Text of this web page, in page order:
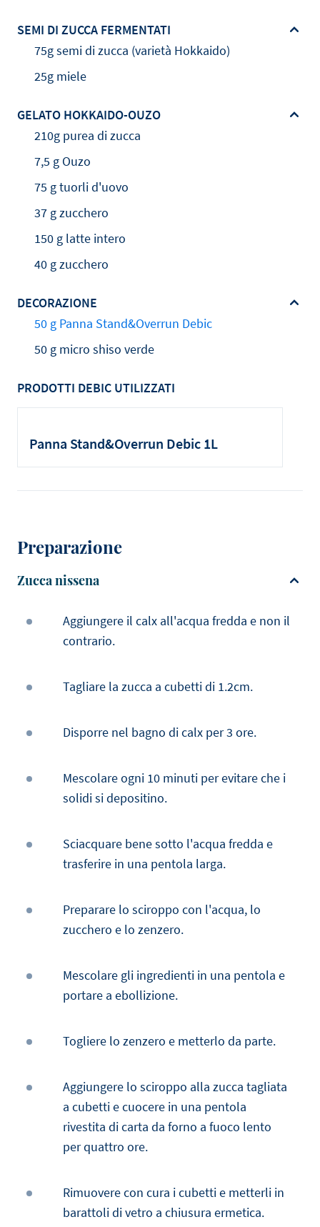
SEMI DI ZUCCA FERMENTATI
75g semi di zucca (varietà Hokkaido)
25g miele
GELATO HOKKAIDO-OUZO
210g purea di zucca
7,5 g Ouzo
75 g tuorli d'uovo
37 g zucchero
150 g latte intero
40 g zucchero
DECORAZIONE
50 g Panna Stand&Overrun Debic
50 g micro shiso verde
PRODOTTI DEBIC UTILIZZATI
Panna Stand&Overrun Debic 1L
Preparazione
Zucca nissena
Aggiungere il calx all'acqua fredda e non il
contrario.
Tagliare la zucca a cubetti di 1.2cm.
Disporre nel bagno di calx per 3 ore.
Mescolare ogni 10 minuti per evitare che i
solidi si depositino.
Sciacquare bene sotto l'acqua fredda e
trasferire in una pentola larga.
Preparare lo sciroppo con l'acqua, lo
zucchero e lo zenzero.
Mescolare gli ingredienti in una pentola e
portare a ebollizione.
Togliere lo zenzero e metterlo da parte.
Aggiungere lo sciroppo alla zucca tagliata
a cubetti e cuocere in una pentola
rivestita di carta da forno a fuoco lento
per quattro ore.
Rimuovere con cura i cubetti e metterli in
barattoli di vetro a chiusura ermetica.